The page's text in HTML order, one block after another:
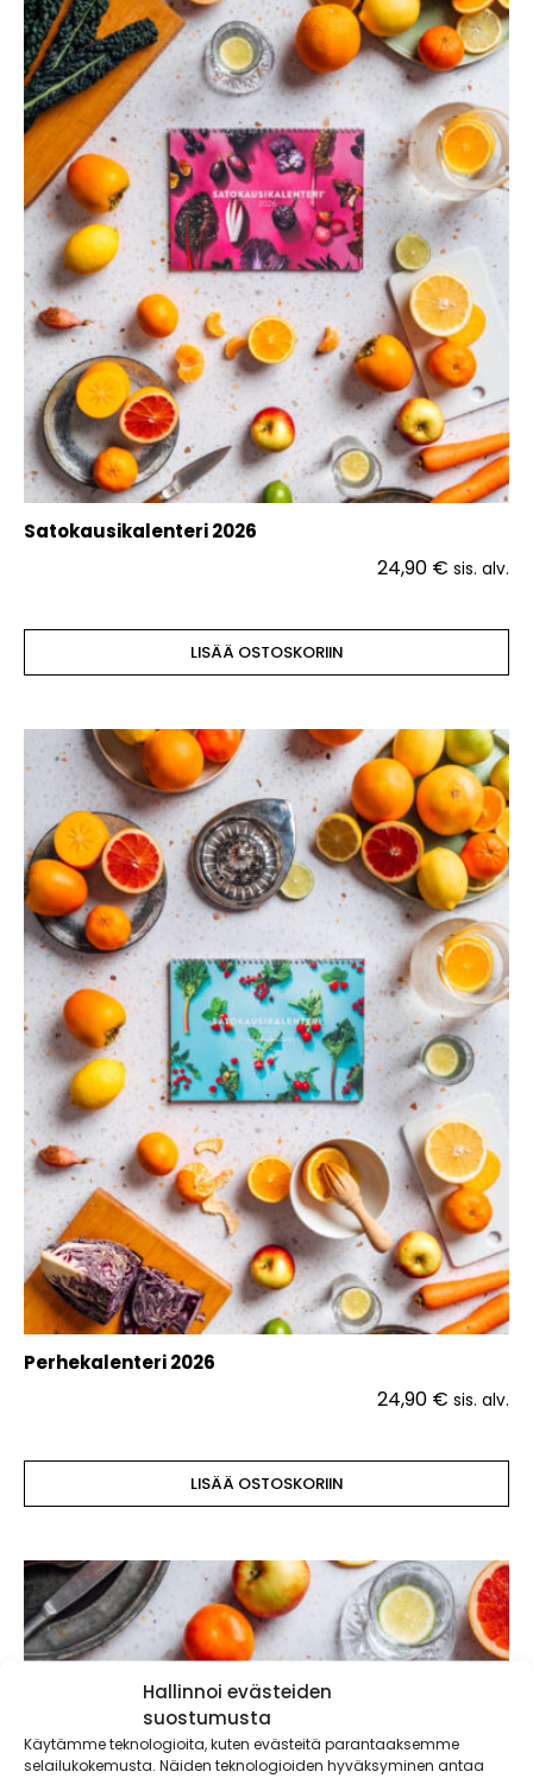
Hallinnoi evästeiden
suostumusta
Käytämme teknologioita, kuten evästeitä parantaaksemme
selailukokemusta. Näiden teknologioiden hyväksyminen antaa
Satokausikalenteri 2026
24,90 € sis. alv.
LISÄÄ OSTOSKORIIN
Perhekalenteri 2026
24,90 € sis. alv.
LISÄÄ OSTOSKORIIN